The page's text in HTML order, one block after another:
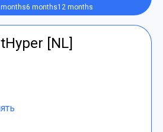
months6 months12 months
[NL]